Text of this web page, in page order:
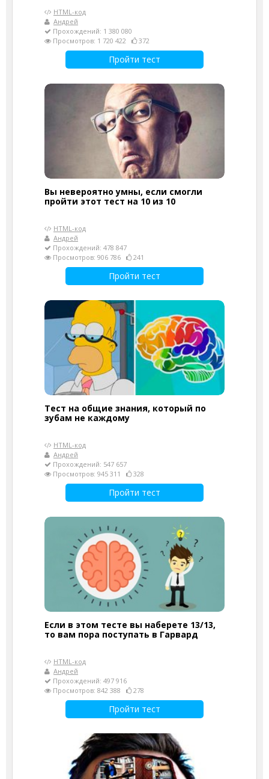
HTML-код
Андрей
Прохождений: 1 380 080
Просмотров: 1 720 422
372
Пройти тест
Вы невероятно умны, если смогли
пройти этот тест на 10 из 10
HTML-код
Андрей
Прохождений: 478 847
Просмотров: 906 786
241
Пройти тест
Тест на общие знания, который по
зубам не каждому
HTML-код
Андрей
Прохождений: 547 657
Просмотров: 945 311
328
Пройти тест
Если в этом тесте вы наберете 13/13,
то вам пора поступать в Гарвард
HTML-код
Андрей
Прохождений: 497 916
Просмотров: 842 388
278
Пройти тест